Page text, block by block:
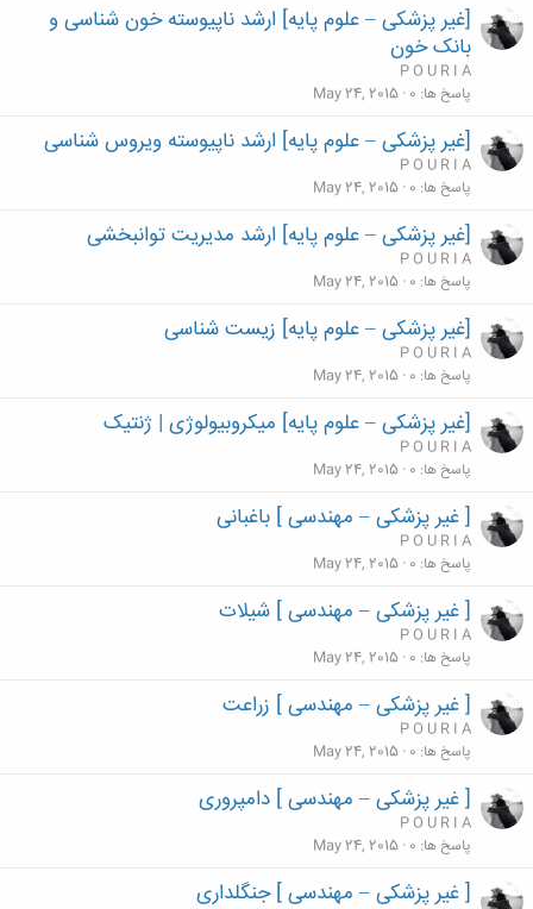
[غیر پزشکی – علوم پایه] ارشد ناپیوسته خون شناسی و
بانک خون
P O U R I A
پاسخ ها 0
May 24, 2015
[غیر پزشکی – علوم پایه] ارشد ناپیوسته ویروس شناسی
P O U R I A
پاسخ ها 0
May 24, 2015
[غیر پزشکی – علوم پایه] ارشد مدیریت توانبخشی
P O U R I A
پاسخ ها 0
May 24, 2015
[غیر پزشکی – علوم پایه] زیست شناسی
P O U R I A
پاسخ ها 0
May 24, 2015
[غیر پزشکی – علوم پایه] میکروبیولوژی | ژنتیک
P O U R I A
پاسخ ها 0
May 24, 2015
[ غیر پزشکی – مهندسی ] باغبانی
P O U R I A
پاسخ ها 0
May 24, 2015
[ غیر پزشکی – مهندسی ] شیلات
P O U R I A
پاسخ ها 0
May 24, 2015
[ غیر پزشکی – مهندسی ] زراعت
P O U R I A
پاسخ ها 0
May 24, 2015
[ غیر پزشکی – مهندسی ] دامپروری
P O U R I A
پاسخ ها 0
May 24, 2015
[ غیر پزشکی – مهندسی ] جنگلداری